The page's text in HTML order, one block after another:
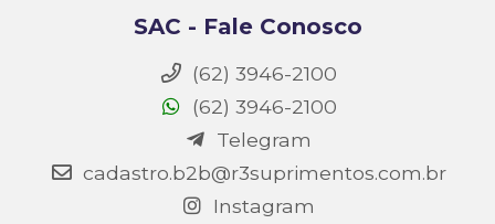
SAC - Fale Conosco
(62) 3946-2100
(62) 3946-2100
Telegram
cadastro.b2b@r3suprimentos.com.br
Instagram